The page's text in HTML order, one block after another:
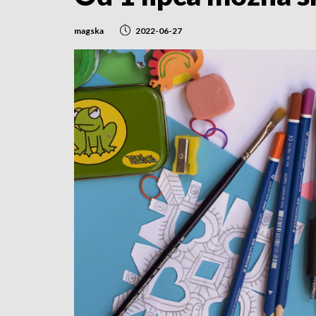
magska 2022-06-27